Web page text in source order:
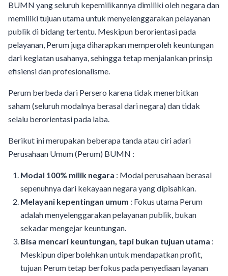
BUMN yang seluruh kepemilikannya dimiliki oleh negara dan
memiliki tujuan utama untuk menyelenggarakan pelayanan
publik di bidang tertentu. Meskipun berorientasi pada
pelayanan, Perum juga diharapkan memperoleh keuntungan
dari kegiatan usahanya, sehingga tetap menjalankan prinsip
efisiensi dan profesionalisme.
Perum berbeda dari Persero karena tidak menerbitkan
saham (seluruh modalnya berasal dari negara) dan tidak
selalu berorientasi pada laba.
Berikut ini merupakan beberapa tanda atau ciri adari
Perusahaan Umum (Perum) BUMN :
Modal 100% milik negara : Modal perusahaan berasal
sepenuhnya dari kekayaan negara yang dipisahkan.
Melayani kepentingan umum : Fokus utama Perum
adalah menyelenggarakan pelayanan publik, bukan
sekadar mengejar keuntungan.
Bisa mencari keuntungan, tapi bukan tujuan utama :
Meskipun diperbolehkan untuk mendapatkan profit,
tujuan Perum tetap berfokus pada penyediaan layanan